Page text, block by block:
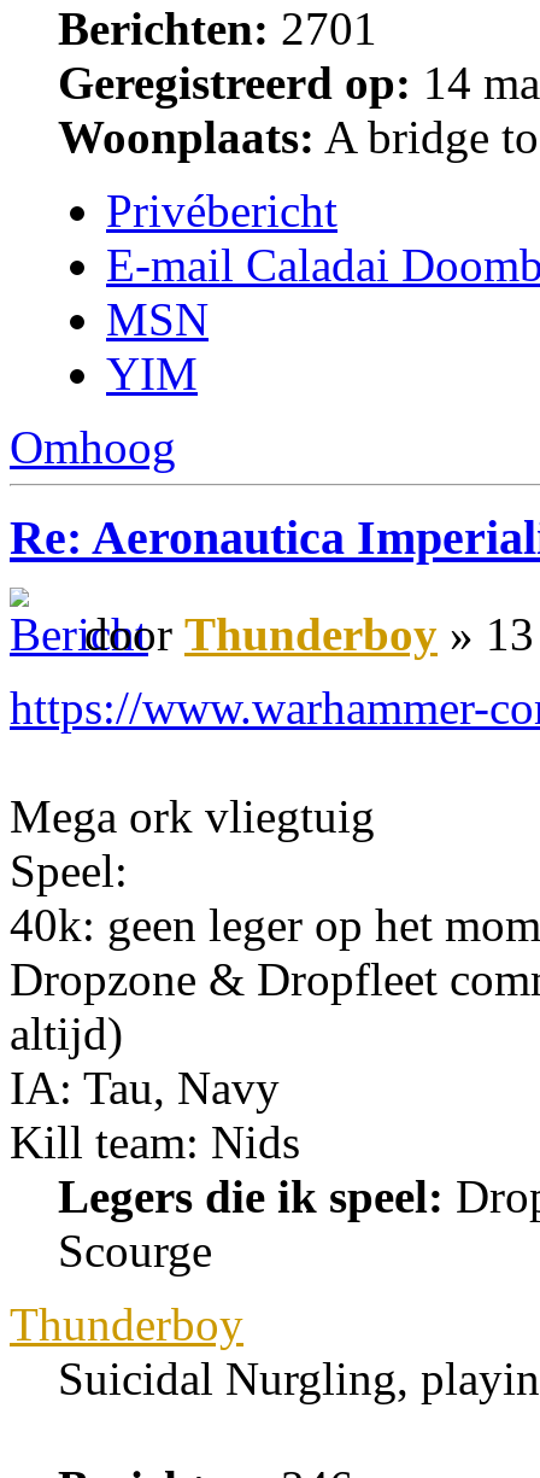
Berichten: 2701
Geregistreerd op: 14
Woonplaats: A bridge
Privébericht
E-mail Caladai
MSN
YIM
Omhoog
Re: Aeronautica
door Thunderboy »
https://www.warhammer-
Mega ork vliegtuig
Speel:
40k: geen leger op het
Dropzone & Dropfleet
altijd)
IA: Tau, Navy
Kill team: Nids
Legers die ik speel:
Scourge
Thunderboy
Suicidal Nurgling,